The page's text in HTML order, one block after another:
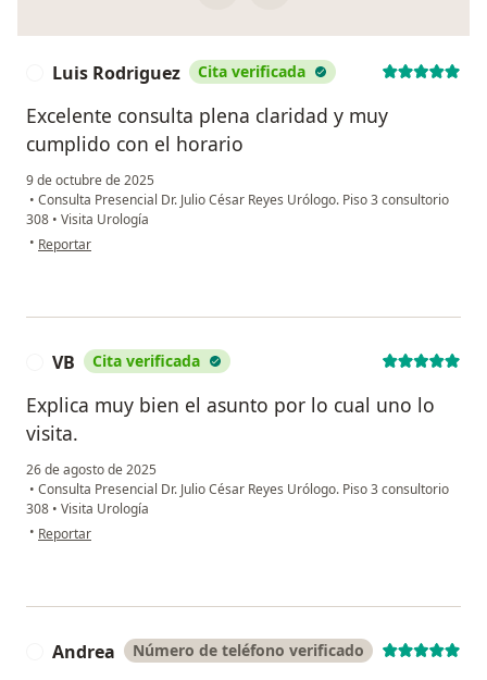
Luis Rodriguez Cita verificada
Excelente consulta plena claridad y muy
cumplido con el horario
9 de octubre de 2025
• Consulta Presencial Dr. Julio César Reyes Urólogo. Piso 3 consultorio
308 • Visita Urología
• en opinión del usuario Luis Rodriguez
Reportar
VB Cita verificada
Explica muy bien el asunto por lo cual uno lo
visita.
26 de agosto de 2025
• Consulta Presencial Dr. Julio César Reyes Urólogo. Piso 3 consultorio
308 • Visita Urología
• en opinión del usuario VB
Reportar
Andrea Número de teléfono verificado